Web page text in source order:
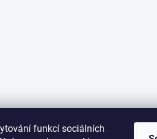
funkcí sociálních